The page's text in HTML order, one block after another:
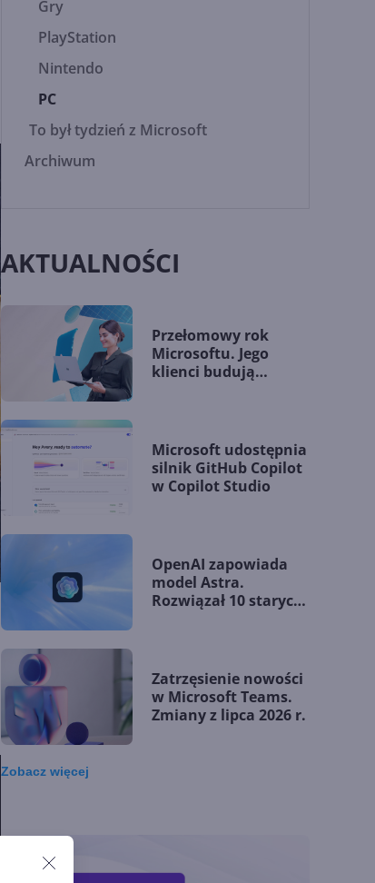
Gry
PlayStation
Nintendo
PC
To był tydzień z Microsoft
Archiwum
AKTUALNOŚCI
Przełomowy rok
Microsoftu. Jego
klienci budują
Microsoft udostępnia
silnik GitHub Copilot
w Copilot Studio
OpenAI zapowiada
model Astra.
Rozwiązał 10 starych
Zatrzęsienie nowości
w Microsoft Teams.
Zmiany z lipca 2026 r.
Zobaczwięcej